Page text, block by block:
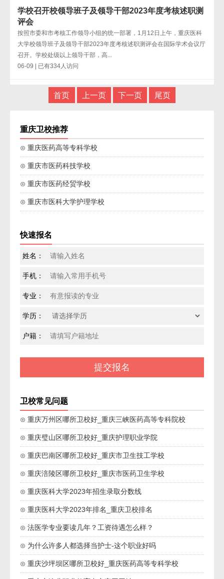
学校召开校领导班子及领导干部2023年度考核述职测
评会
按照市委和市考核工作领导小组的统一部署，1月12日上午，重庆医科
大学校领导班子及领导干部2023年度考核述职测评会在国际学术会议厅
召开。学校处级以上领导干部，高...
06-09 | 已有334人访问
首页 上一页 下一页 尾页
重庆卫校推荐
⊙ 重庆医药高等专科学校
⊙ 重庆市医药科技学校
⊙ 重庆市医药经贸学校
⊙ 重庆市医科大学护理学校
快速报名
姓名：
手机：
专业：
学历：
户籍：
卫校常见问题
⊙ 重庆万州区哪所卫校好_重庆三峡医药高等专科院校
⊙ 重庆璧山区哪所卫校好_重庆护理职业学院
⊙ 重庆巴南区哪所卫校好_重庆市卫生技工学校
⊙ 重庆涪陵区哪所卫校好_重庆市医药卫生学校
⊙ 重庆医科大学2023年招生录取分数线
⊙ 重庆医科大学2023年排名_重庆卫校排名
⊙ 法医学专业要读几年？工资待遇怎么样？
⊙ 为什么许多人都选择当护士-这个职业好吗
⊙ 重庆沙坪坝区哪所卫校好_重庆医药高等专科学校